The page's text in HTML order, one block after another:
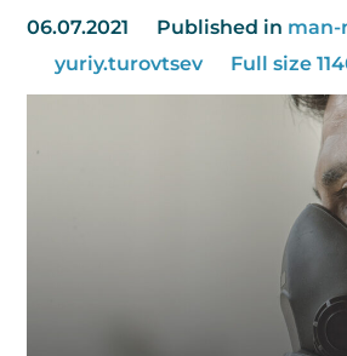
06.07.2021 Published in man-
yuriy.turovtsev
Full size